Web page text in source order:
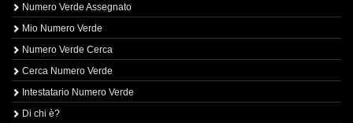
Numero Verde Assegnato
Mio Numero Verde
Numero Verde Cerca
Cerca Numero Verde
Intestatario Numero Verde
Di chi è?